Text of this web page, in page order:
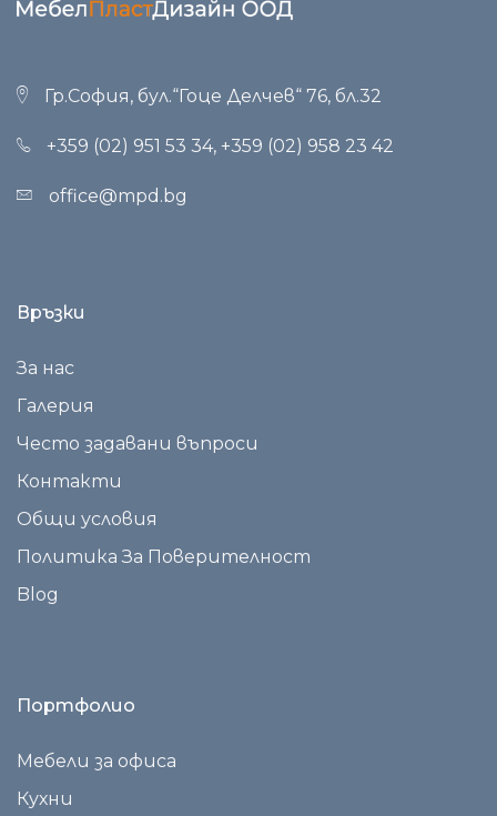
Гр.София, бул.“Гоце Делчев“ 76, бл.32
+359 (02) 951 53 34, +359 (02) 958 23 42
office@mpd.bg
Връзки
За нас
Галерия
Често задавани въпроси
Контакти
Общи условия
Политика За Поверителност
Blog
Портфолио
Мебели за офиса
Кухни